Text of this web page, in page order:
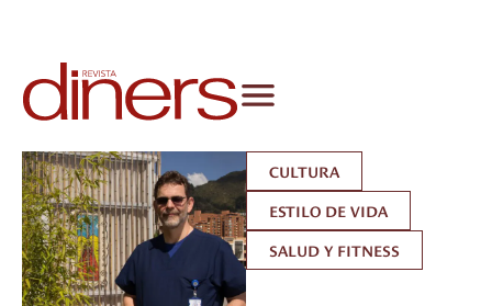
CULTURA
ESTILO DE VIDA
SALUD Y FITNESS